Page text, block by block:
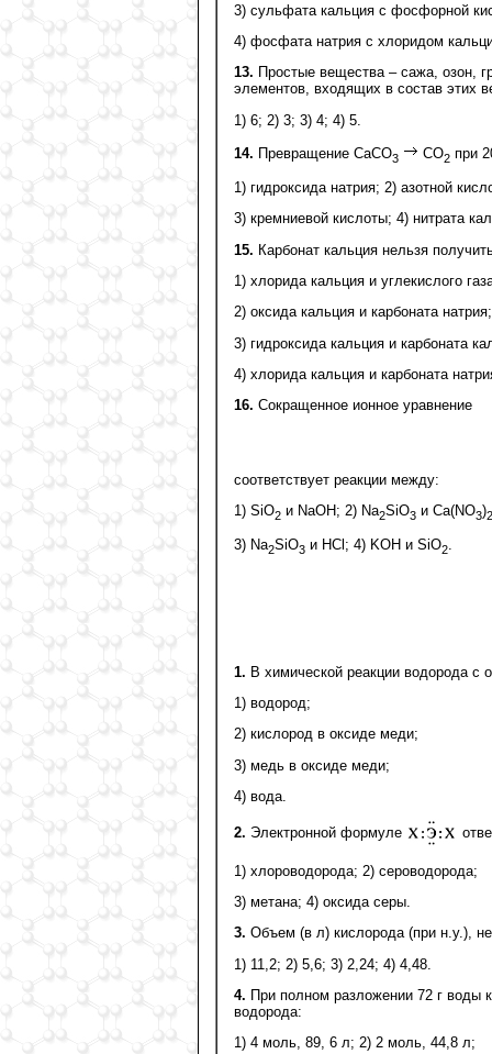
3) сульфата кальция с фосфорной
4) фосфата натрия с хлоридом
13. Простые вещества – сажа, озон,
элементов, входящих в состав этих
1) 6; 2) 3; 3) 4; 4) 5.
14. Превращение СаСО3 СО2 при
1) гидроксида натрия; 2) азотной
3) кремниевой кислоты; 4) нитрата
15. Карбонат кальция нельзя
1) хлорида кальция и углекислого
2) оксида кальция и карбоната натрия;
3) гидроксида кальция и карбоната
4) хлорида кальция и карбоната
16. Сокращенное ионное уравнение
соответствует реакции между:
1) SiО2 и NaОH; 2) Na2SiO3 и Ca(NO3)2
3) Na2SiO3 и HCl; 4) KOH и SiO2.
1. В химической реакции водорода с
1) водород;
2) кислород в оксиде меди;
3) медь в оксиде меди;
4) вода.
2. Электронной формуле
1) хлороводорода; 2) сероводорода;
3) метана; 4) оксида серы.
3. Объем (в л) кислорода (при н.у.),
1) 11,2; 2) 5,6; 3) 2,24; 4) 4,48.
4. При полном разложении 72 г воды
водорода:
1) 4 моль, 89, 6 л; 2) 2 моль, 44,8 л;